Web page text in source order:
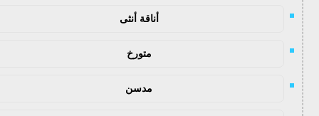
أناقة أنثى
متورخ
مدسن